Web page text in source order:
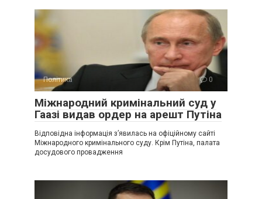
Політика 0
Міжнародний кримінальний суд у
Гаазі видав ордер на арешт Путіна
Відповідна інформація з’явилась на офіційному сайті
Міжнародного кримінального суду. Крім Путіна, палата
досудового провадження